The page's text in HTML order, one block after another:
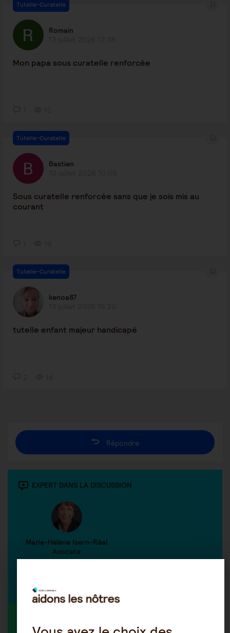
Tutelle-Curatelle
Romain
Mon papa sous curatelle renforcée
Tutelle-Curatelle
Bastien
Sous curatelle renforcée sans que je sois mis au
courant
Tutelle-Curatelle
kenoa87
tutelle enfant majeur handicapé
Répondre
EXPERT DANS LA DISCUSSION
Marie-Hélène Isern-Réal
Avocate